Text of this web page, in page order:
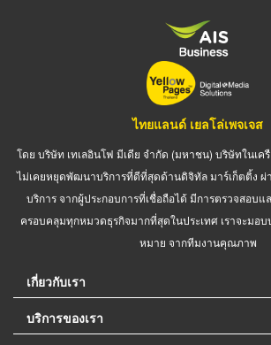
ไทยแลนด์ เยลโล่เพจเจส
โดย บริษัท เทเลอินโฟ มีเดีย จำกัด (มหาชน) บริษัทในเค
ไม่เคยหยุดพัฒนาบริการที่ดีที่สุดด้านดิจิทัล มาร์เก็ตติ้ง ผ่
บริการ จากผู้ประกอบการที่เชื่อถือได้ มีการตรวจสอบ
ครอบคลุมทุกหมวดธุรกิจมากที่สุดในประเทศ เราจะมอ
หมาย จากทีมงานคุณภาพ
เกี่ยวกับเรา
บริการของเรา